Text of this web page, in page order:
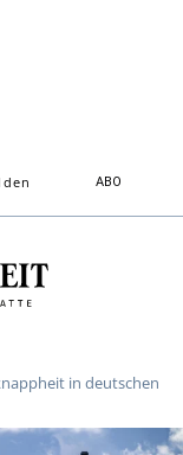
ABO
in deutschen